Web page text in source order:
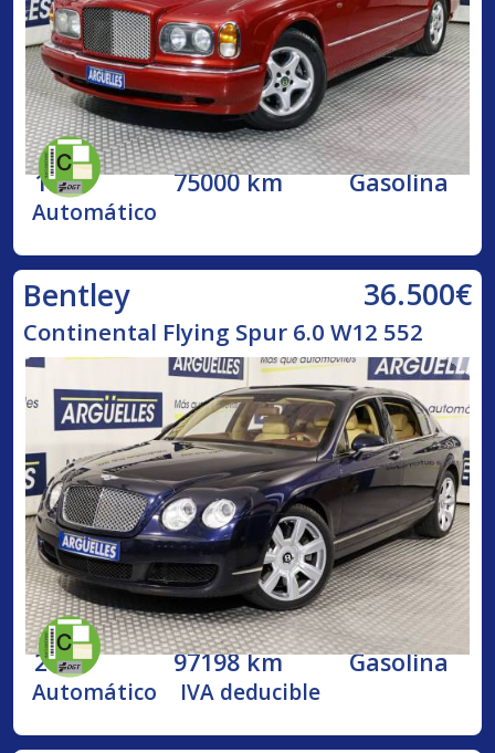
1998 75000 km Gasolina
Automático
Bentley 36.500€
Continental Flying Spur 6.0 W12 552
2005 97198 km Gasolina
Automático IVA deducible